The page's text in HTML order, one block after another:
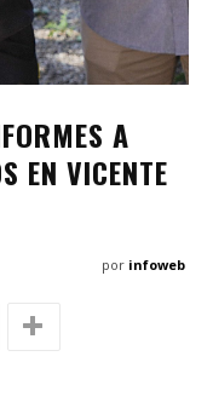
A
EN VICENTE
por infoweb